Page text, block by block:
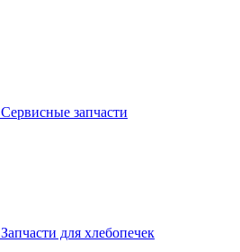
Сервисные запчасти
Запчасти для хлебопечек